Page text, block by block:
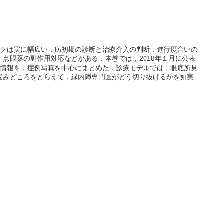
は実に幅広い．病初期の診断と治療介入の判断，進行度合いの
眼薬の副作用対応などがある．本巻では，2018年１月に公表
報を，症例写真を中心にまとめた．診療モデルでは，眼底所見
どころをとらえて，緑内障専門医がどう切り抜けるかを如実